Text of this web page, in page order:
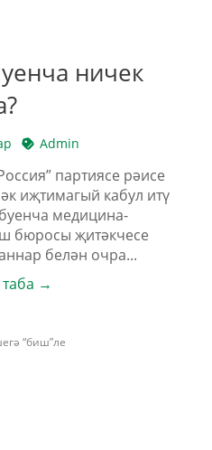
ничек
Admin
партиясе рәисе
иҗтимагый кабул итү
медицина-
бюросы җитәкчесе
белән очра...
таба →